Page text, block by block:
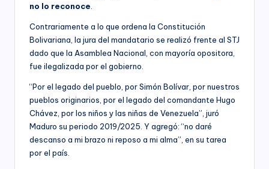
no lo reconoce
Contrariamente a lo que ordena la Constitución
Bolivariana, la jura del mandatario se realizó frente al STJ
dado que la Asamblea Nacional, con mayoría opositora,
fue ilegalizada por el gobierno.
“Por el legado del pueblo, por Simón Bolívar, por nuestros
pueblos originarios, por el legado del comandante Hugo
Chávez, por los niños y las niñas de Venezuela”, juró
Maduro su periodo 2019/2025. Y agregó: “no daré
descanso a mi brazo ni reposo a mi alma”, en su tarea
por el país.